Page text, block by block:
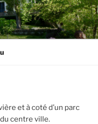
et à coté d’un parc
centre ville.